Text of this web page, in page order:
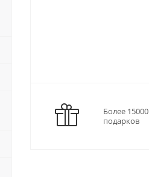
Более 15000
подарков